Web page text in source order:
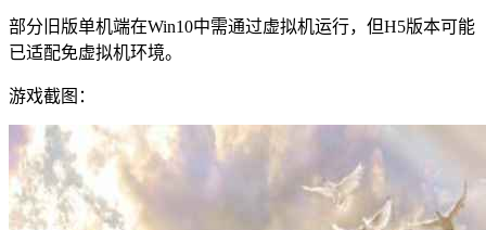
部分旧版单机端在Win10中需通过虚拟机运行，但H5版本可能
已适配免虚拟机环境。
游戏截图：